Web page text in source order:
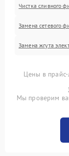
Чистка сливного
Замена сетевого
Замена жгута
Цены в прайс-
Мы проверим